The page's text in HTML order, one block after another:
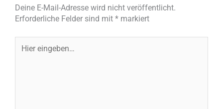
Deine E-Mail-Adresse wird nicht veröffentlicht.
Erforderliche Felder sind mit * markiert
eingeben…